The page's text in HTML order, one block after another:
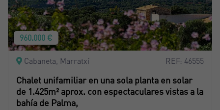
960.000 €
Cabaneta, Marratxí REF: 46555
Chalet unifamiliar en una sola planta en solar
de 1.425m² aprox. con espectaculares vistas a la
bahía de Palma,